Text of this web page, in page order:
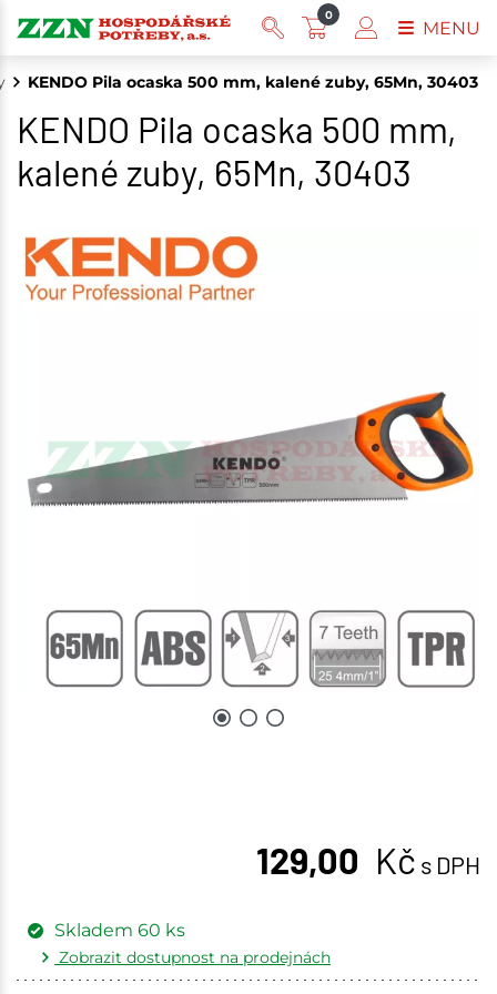
KENDO Pila ocaska 500 mm, kalené zuby, 65Mn, 30403
KENDO Pila ocaska 500 mm,
kalené zuby, 65Mn, 30403
129,00 Kč s DPH
Skladem 60 ks
Zobrazit dostupnost na prodejnách
0
MENU